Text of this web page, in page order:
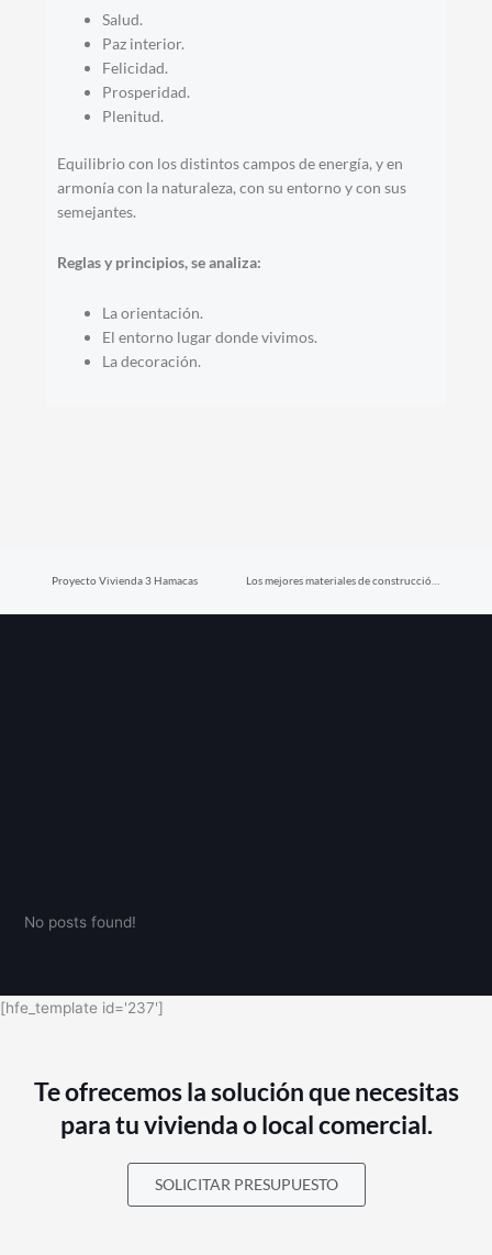
Salud.
Paz interior.
Felicidad.
Prosperidad.
Plenitud.
Equilibrio con los distintos campos de energía, y en
armonía con la naturaleza, con su entorno y con sus
semejantes.
Reglas y principios, se analiza:
La orientación.
El entorno lugar donde vivimos.
La decoración.
Prev
Proyecto Vivienda 3 Hamacas Los mejores materiales de construcción para el clima tropical de Guanacaste
No posts found!
[hfe_template id='237']
Te ofrecemos la solución que necesitas
para tu vivienda o local comercial.
SOLICITAR PRESUPUESTO